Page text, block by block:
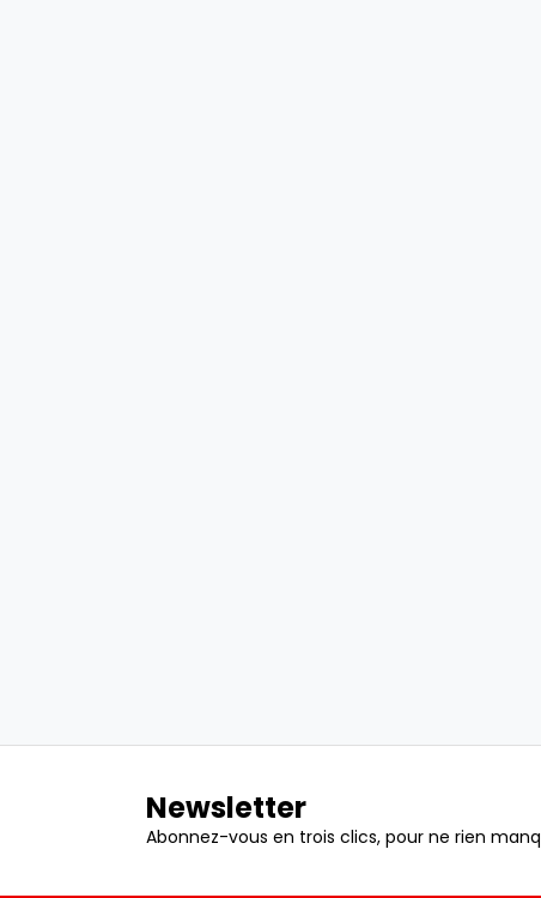
Newsletter
Abonnez-vous en trois clics, pour ne rien